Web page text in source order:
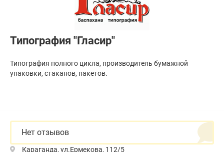
Типография "Гласир"
Типография полного цикла, производитель бумажной
упаковки, стаканов, пакетов.
Нет отзывов
Караганда, ул.Ермекова, 112/5